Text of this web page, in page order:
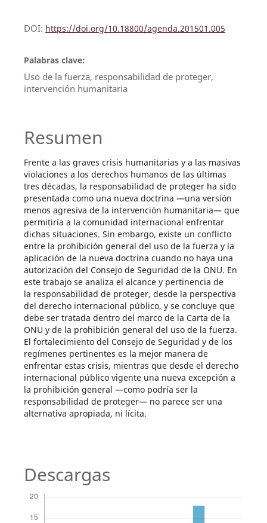
DOI: https://doi.org/10.18800/agenda.201501.005
Palabras clave:
Uso de la fuerza, responsabilidad de proteger,
intervención humanitaria
Resumen
Frente a las graves crisis humanitarias y a las masivas
violaciones a los derechos humanos de las últimas
tres décadas, la responsabilidad de proteger ha sido
presentada como una nueva doctrina —una versión
menos agresiva de la intervención humanitaria— que
permitiría a la comunidad internacional enfrentar
dichas situaciones. Sin embargo, existe un conflicto
entre la prohibición general del uso de la fuerza y la
aplicación de la nueva doctrina cuando no haya una
autorización del Consejo de Seguridad de la ONU. En
este trabajo se analiza el alcance y pertinencia de
la responsabilidad de proteger, desde la perspectiva
del derecho internacional público, y se concluye que
debe ser tratada dentro del marco de la Carta de la
ONU y de la prohibición general del uso de la fuerza.
El fortalecimiento del Consejo de Seguridad y de los
regímenes pertinentes es la mejor manera de
enfrentar estas crisis, mientras que desde el derecho
internacional público vigente una nueva excepción a
la prohibición general —como podría ser la
responsabilidad de proteger— no parece ser una
alternativa apropiada, ni lícita.
Descargas